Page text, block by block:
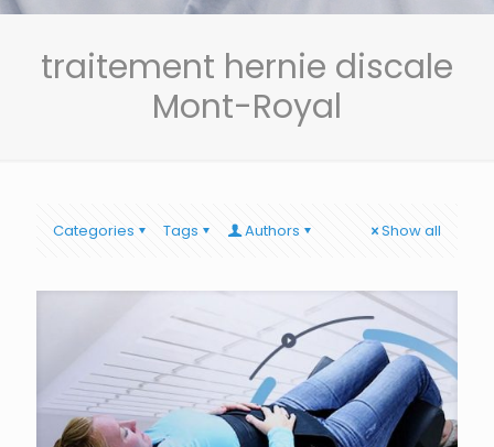
traitement hernie discale
Mont-Royal
Categories Tags Authors Show all